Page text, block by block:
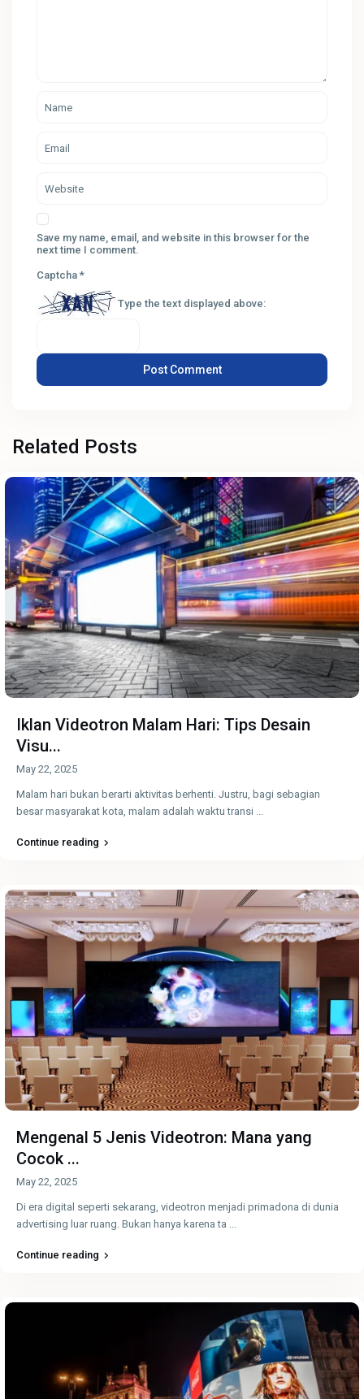
Save my name, email, and website in this browser for the
next time I comment.
Captcha*
Type the text displayed above:
Related Posts
Iklan Videotron Malam Hari: Tips Desain
Visu...
May 22, 2025
Malam hari bukan berarti aktivitas berhenti. Justru, bagi sebagian
besar masyarakat kota, malam adalah waktu transi
Continue reading
Mengenal 5 Jenis Videotron: Mana yang
Cocok ...
May 22, 2025
Di era digital seperti sekarang, videotron menjadi primadona di dunia
advertising luar ruang. Bukan hanya karena ta ...
Continue reading